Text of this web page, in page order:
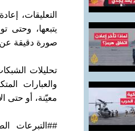
التعليقات،
يتبعها، وحتى
صورة دقيقة
تحليلات
والعبارات
معيّنة، أو حتى
##التبرعات